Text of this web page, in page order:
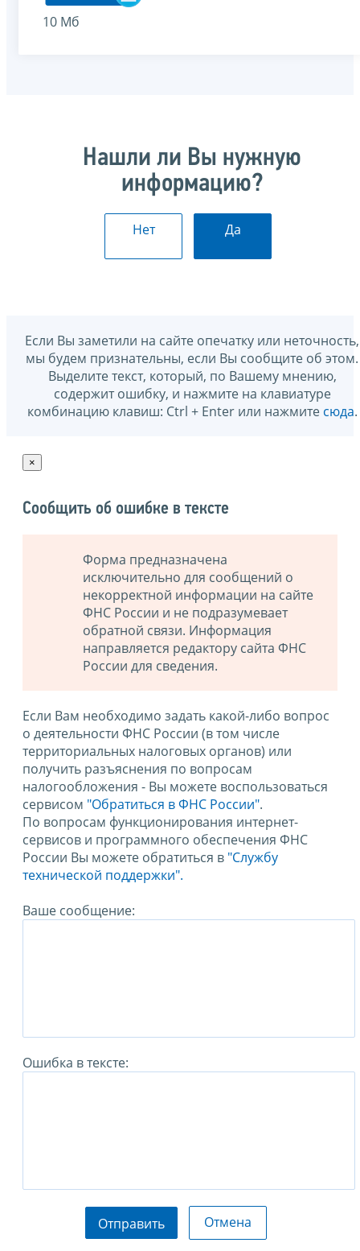
10 Мб
Нашли ли Вы нужную
информацию?
Нет Да
Если Вы заметили на сайте опечатку или неточность,
мы будем признательны, если Вы сообщите об этом.
Выделите текст, который, по Вашему мнению,
содержит ошибку, и нажмите на клавиатуре
комбинацию клавиш: Ctrl + Enter или нажмите сюда.
×
Сообщить об ошибке в тексте
Форма предназначена
исключительно для сообщений о
некорректной информации на сайте
ФНС России и не подразумевает
обратной связи. Информация
направляется редактору сайта ФНС
России для сведения.
Если Вам необходимо задать какой-либо вопрос
о деятельности ФНС России (в том числе
территориальных налоговых органов) или
получить разъяснения по вопросам
налогообложения - Вы можете воспользоваться
сервисом "Обратиться в ФНС России".
По вопросам функционирования интернет-
сервисов и программного обеспечения ФНС
России Вы можете обратиться в "Службу
технической поддержки".
Ваше сообщение:
Ошибка в тексте:
Отправить Отмена